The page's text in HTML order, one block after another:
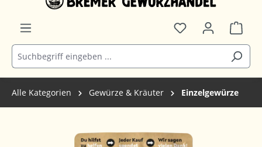
Alle Kategorien Gewürze & Kräuter Einzelgewürze